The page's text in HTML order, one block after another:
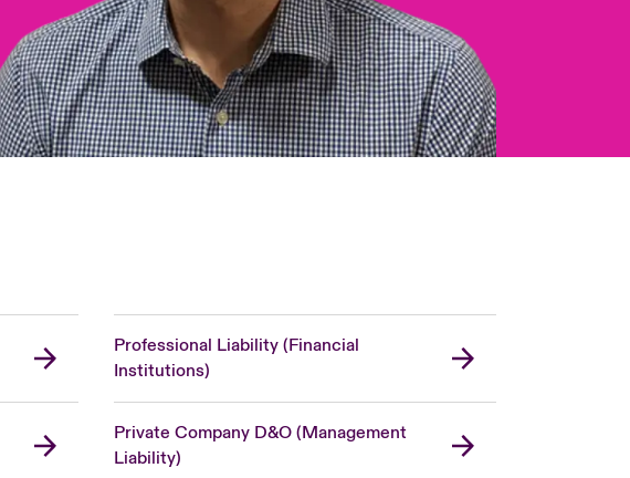
Professional Liability (Financial
Institutions)
Private Company D&O (Management
Liability)